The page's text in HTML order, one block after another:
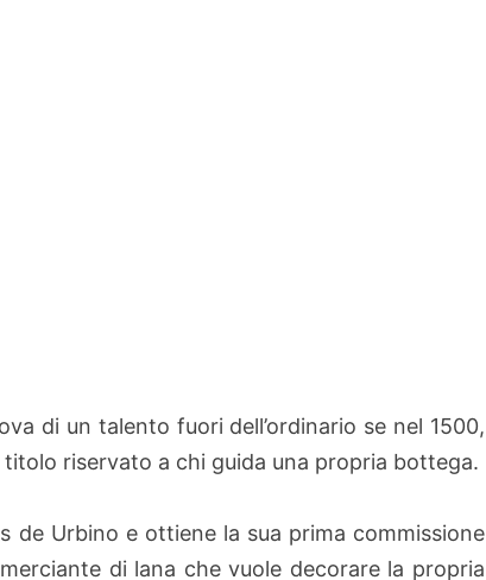
di un talento fuori dell’ordinario se nel 1500,
riservato a chi guida una propria bottega.
de Urbino e ottiene la sua prima commissione
di lana che vuole decorare la propria